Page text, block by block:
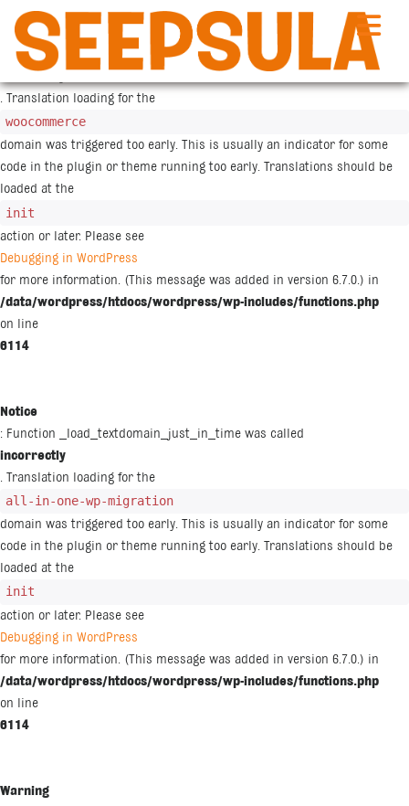
Notice
: Function _load_textdomain_just_in_time was called
. Translation loading for the
woocommerce
domain was triggered too early. This is usually an indicator for some
code in the plugin or theme running too early. Translations should be
loaded at the
init
action or later. Please see
Debugging in WordPress
for more information. (This message was added in version 6.7.0.) in
/data/wordpress/htdocs/wordpress/wp-includes/functions.php
on line
6114
Notice
: Function _load_textdomain_just_in_time was called
incorrectly
. Translation loading for the
all-in-one-wp-migration
domain was triggered too early. This is usually an indicator for some
code in the plugin or theme running too early. Translations should be
loaded at the
init
action or later. Please see
Debugging in WordPress
for more information. (This message was added in version 6.7.0.) in
/data/wordpress/htdocs/wordpress/wp-includes/functions.php
on line
6114
Warning
Siirry
sisältöön